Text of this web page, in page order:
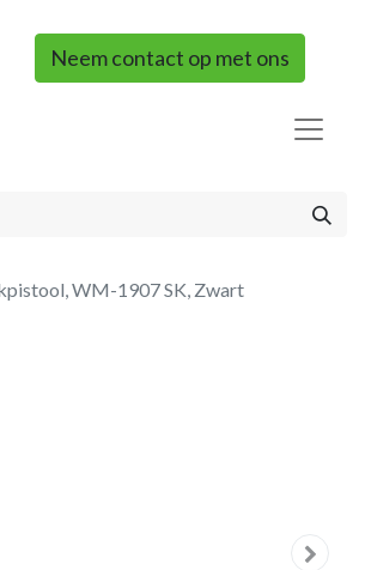
Neem contact op met ons
WM-1907 SK, Zwart